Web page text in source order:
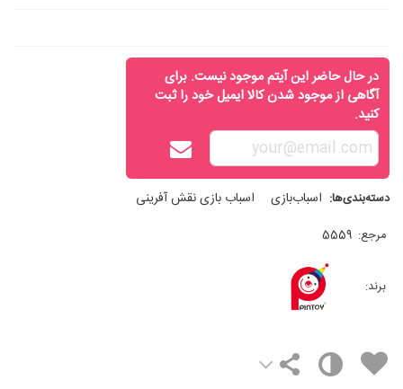
در حال حاضر این آیتم موجود نیست. برای
آگاهی از موجود شدن کالا ایمیل خود را ثبت
کنید.
دسته‌بندی‌ها: اسباب‌بازی اسباب بازی نقش آفرینی
مرجع: 5559
برند: